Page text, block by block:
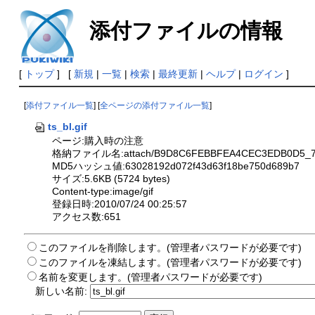
添付ファイルの情報
[ トップ] [ 新規 | 一覧| 検索| 最終更新| ヘルプ| ログイン ]
[添付ファイル一覧] [全ページの添付ファイル一覧]
ts_bl.gif
ページ:購入時の注意
格納ファイル名:attach/
MD5ハッシュ値:63028192d072f43d63f18be750d689b7
サイズ:5.6KB (5724 bytes)
Content-type:image/gif
登録日時:2010/07/24 00:25:57
アクセス数:651
このファイルを削除します。(管理者パスワードが必要です)
このファイルを凍結します。(管理者パスワードが必要です)
名前を変更します。(管理者パスワードが必要です)
新しい名前: